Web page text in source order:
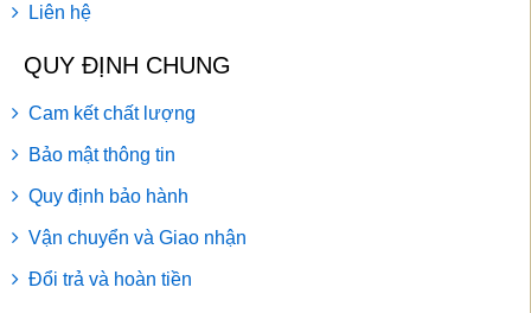
Liên hệ
QUY ĐỊNH CHUNG
Cam kết chất lượng
Bảo mật thông tin
Quy định bảo hành
Vận chuyển và Giao nhận
Đổi trả và hoàn tiền